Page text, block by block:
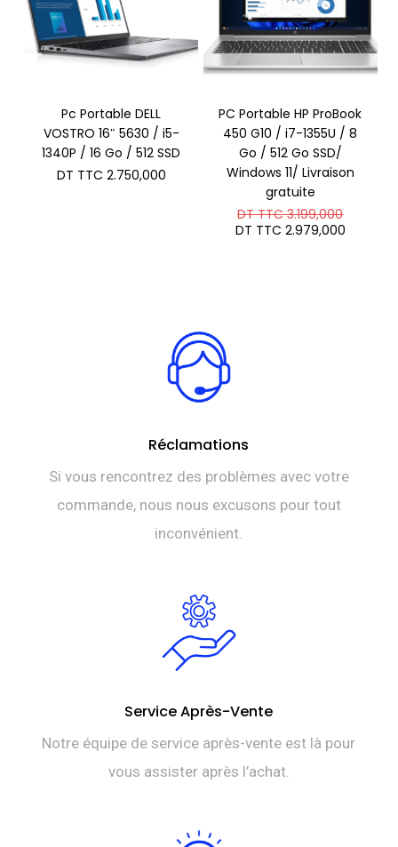
Pc Portable DELL
VOSTRO 16″ 5630 / i5-
1340P / 16 Go / 512 SSD
DT TTC 2.750,000
PC Portable HP ProBook
450 G10 / i7-1355U / 8
Go / 512 Go SSD/
Windows 11/ Livraison
gratuite
DT TTC3.199,000Le
prix
initial
DT TTC 2.979,000Le
Réclamations
Si vous rencontrez des problèmes avec votre
commande, nous nous excusons pour tout
inconvénient.
Service Après-Vente
Notre équipe de service après-vente est là pour
vous assister après l’achat.